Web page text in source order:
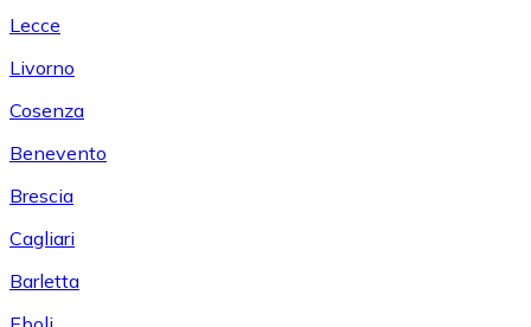
Lecce
Livorno
Cosenza
Benevento
Brescia
Cagliari
Barletta